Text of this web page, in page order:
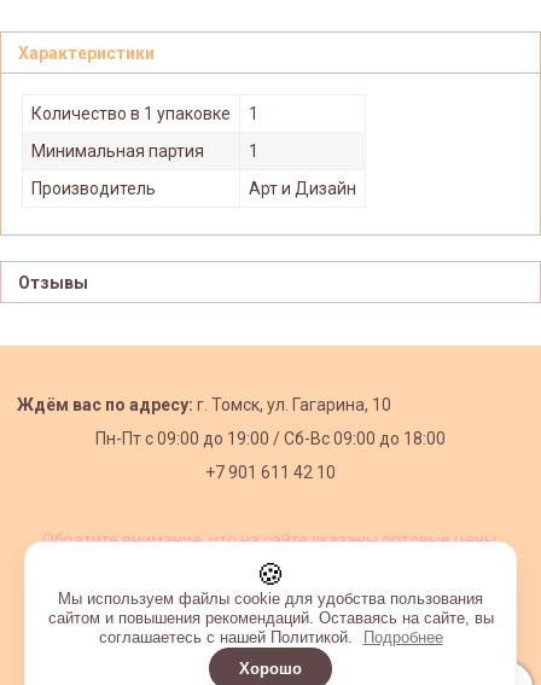
Характеристики
Количество в 1 упаковке
1
Минимальная партия
1
Производитель
Арт и Дизайн
Отзывы
Ждём вас по адресу: г. Томск, ул. Гагарина, 10
Пн-Пт с09:00 до 19:00 /Сб-Вс 09:00 до 18:00
+7 901 611 42 10
Обратите внимание, что на сайте указаны оптовые цены,
🍪
Мы используем файлы cookie для удобства пользования
сайтом и повышения рекомендаций. Оставаясь на сайте, вы
соглашаетесь с нашей Политикой.
Подробнее
Хорошо